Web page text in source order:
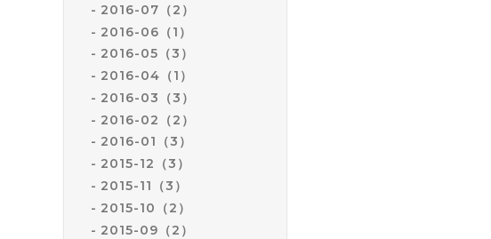
2016-07（2）
2016-06（1）
2016-05（3）
2016-04（1）
2016-03（3）
2016-02（2）
2016-01（3）
2015-12（3）
2015-11（3）
2015-10（2）
2015-09（2）